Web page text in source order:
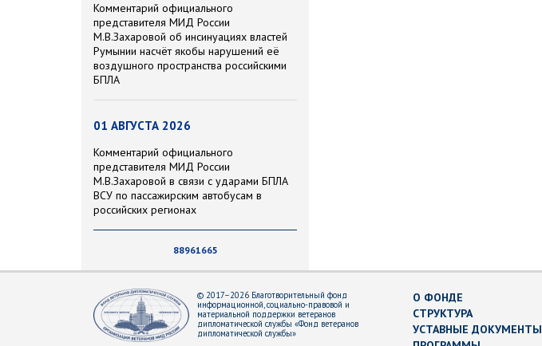
Комментарий официального
представителя МИД России
М.В.Захаровой об инсинуациях властей
Румынии насчёт якобы нарушений её
воздушного пространства российскими
БПЛА
01 АВГУСТА 2026
Комментарий официального
представителя МИД России
М.В.Захаровой в связи с ударами БПЛА
ВСУ по пассажирским автобусам в
российских регионах
88961665
© 2017–2026 Благотворительный фонд
информационной, социально-правовой и
материальной поддержки ветеранов
дипломатической службы «Фонд ветеранов
дипломатической службы»
О ФОНДЕ
СТРУКТУРА
УСТАВНЫЕ ДОКУМЕНТЫ